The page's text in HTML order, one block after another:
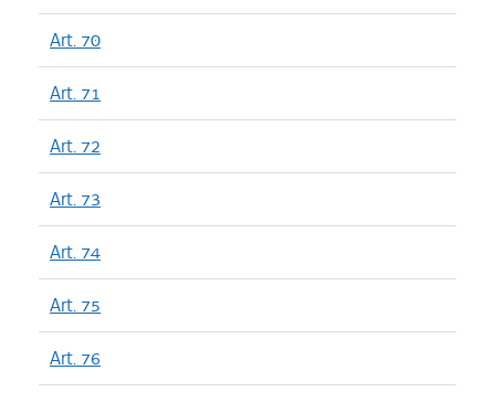
Art. 70
Art. 71
Art. 72
Art. 73
Art. 74
Art. 75
Art. 76